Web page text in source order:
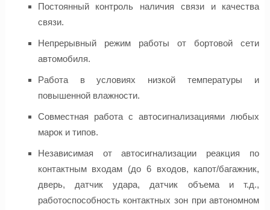
Постоянный контроль наличия связи и качества
связи.
Непрерывный режим работы от бортовой сети
автомобиля.
Работа в условиях низкой температуры и
повышенной влажности.
Совместная работа с автосигнализациями любых
марок и типов.
Независимая от автосигнализации реакция по
контактным входам (до 6 входов, капот/багажник,
дверь, датчик удара, датчик объема и т.д.,
работоспособность контактных зон при автономном